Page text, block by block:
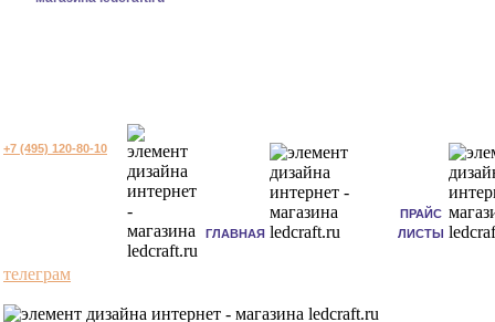
+7 (495) 120-80-10
ГЛАВНАЯ
ПРАЙС
ЛИСТЫ
телеграм